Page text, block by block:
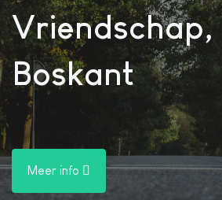
Vriendschap,
Boskant
Meer info